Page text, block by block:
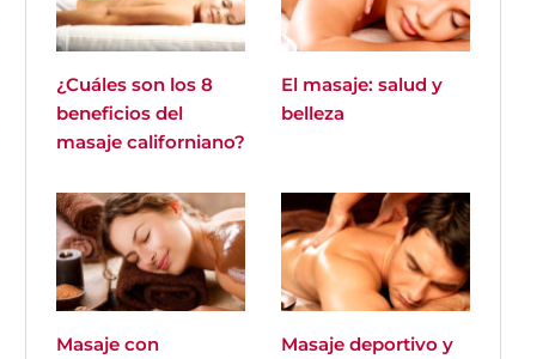
¿Cuáles son los 8
beneficios del
masaje californiano?
El masaje: salud y
belleza
Masaje con
Masaje deportivo y